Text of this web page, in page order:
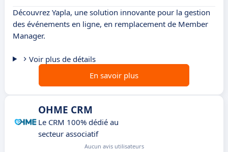
Découvrez Yapla, une solution innovante pour la gestion
des événements en ligne, en remplacement de Member
Manager.
Voir plus de détails
En savoir plus
OHME CRM
Le CRM 100% dédié au
secteur associatif
Aucun avis utilisateurs